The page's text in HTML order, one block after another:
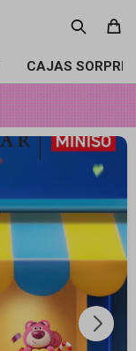
CAJAS